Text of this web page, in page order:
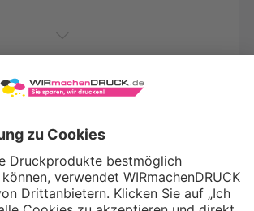
mit Motiv EILT SEHR!
ab9,65 €/Stck.
brutto inkl. DE-Versand